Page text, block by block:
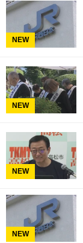
NEW
NEW
NEW
NEW